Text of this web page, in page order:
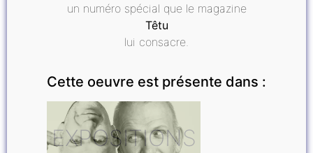
un numéro spécial que le magazine
Têtu
lui consacre.
Cette oeuvre est présente dans :
EXPOSITIONS